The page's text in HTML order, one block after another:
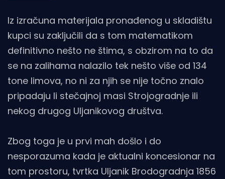
Iz izračuna materijala pronađenog u skladištu
kupci su zaključili da s tom matematikom
definitivno nešto ne štima, s obzirom na to da
se na zalihama nalazilo tek nešto više od 134
tone limova, no ni za njih se nije točno znalo
pripadaju li stečajnoj masi Strojogradnje ili
nekog drugog Uljanikovog društva.
Zbog toga je u prvi mah došlo i do
nesporazuma kada je aktualni koncesionar na
tom prostoru, tvrtka Uljanik Brodogradnja 1856